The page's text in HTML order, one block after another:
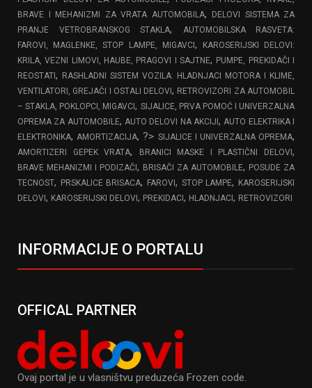
BRAVE I MEHANIZMI ZA VRATA AUTOMOBILA,
DELOVI SISTEMA ZA
PRANJE VETROBRANSKOG STAKLA,
AUTOMOBILSKA RASVETA:
FAROVI, MAGLENKE, STOP LAMPE, MIGAVCI,
KAROSERIJSKI DELOVI:
KRILA, VEZNI LIMOVI, HAUBE, PRAGOVI I SAJTNE, PUMPE, PREKIDAČI I
REOSTATI, RASHLADNI SISTEM VOZILA: HLADNJACI MOTORA I KLIME,
VENTILATORI, GREJAČI I OSTALI DELOVI, RETROVIZORI ZA AUTOMOBIL
– STAKLA, POKLOPCI, MIGAVCI, SIJALICE, PRVA POMOĆ I UNIVERZALNA
OPREMA ZA AUTOMOBILE,AUTO DELOVI NA AKCIJI,AUTO ELEKTRIKA I
ELEKTRONIKA,AMORTIZACIJA, ?> SIJALICE I UNIVERZALNA OPREMA,
AMORTIZERI GEPEK VRATA, BRANICI MASKE I PLASTIČNI DELOVI,
BRAVE MEHANIZMI I PODIZAČI, BRISAČI ZA AUTOMOBILE, POSUDE ZA
TECNOST, PRSKALICE BRISACA, FAROVI, STOP LAMPE, KAROSERIJSKI
DELOVI, KAROSERIJSKI DELOVI, PREKIDACI, HLADNJACI, RETROVIZORI
INFORMACIJE O PORTALU
OFFICAL PARTNER
Ovaj portal je u vlasništvu preduzeća Frozen code.